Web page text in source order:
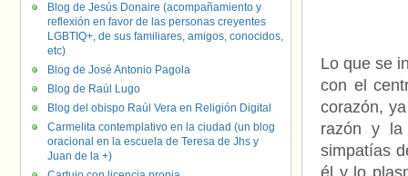
Lo que se
con el
corazón,
razón y la
simpatías
él y lo
Blog de Jesús Donaire (acompañamiento y
reflexión en favor de las personas creyentes
LGBTIQ+, de sus familiares, amigos, conocidos,
etc)
Blog de José Antonio Pagola
Blog de Raúl Lugo
Blog del obispo Raúl Vera en Religión Digital
Carmelita contemplativo en la ciudad (un blog
oracional en la escuela de Teresa de Jhs y
Juan de la +)